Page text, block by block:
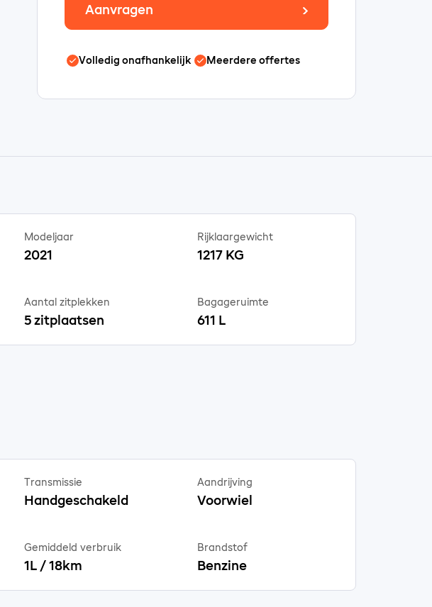
Aanvragen
Volledig onafhankelijk Meerdere offertes
Modeljaar
2021
Rijklaargewicht
1217 KG
Aantal zitplekken
5 zitplaatsen
Bagageruimte
611 L
Transmissie
Handgeschakeld
Aandrijving
Voorwiel
Gemiddeld verbruik
1L / 18km
Brandstof
Benzine